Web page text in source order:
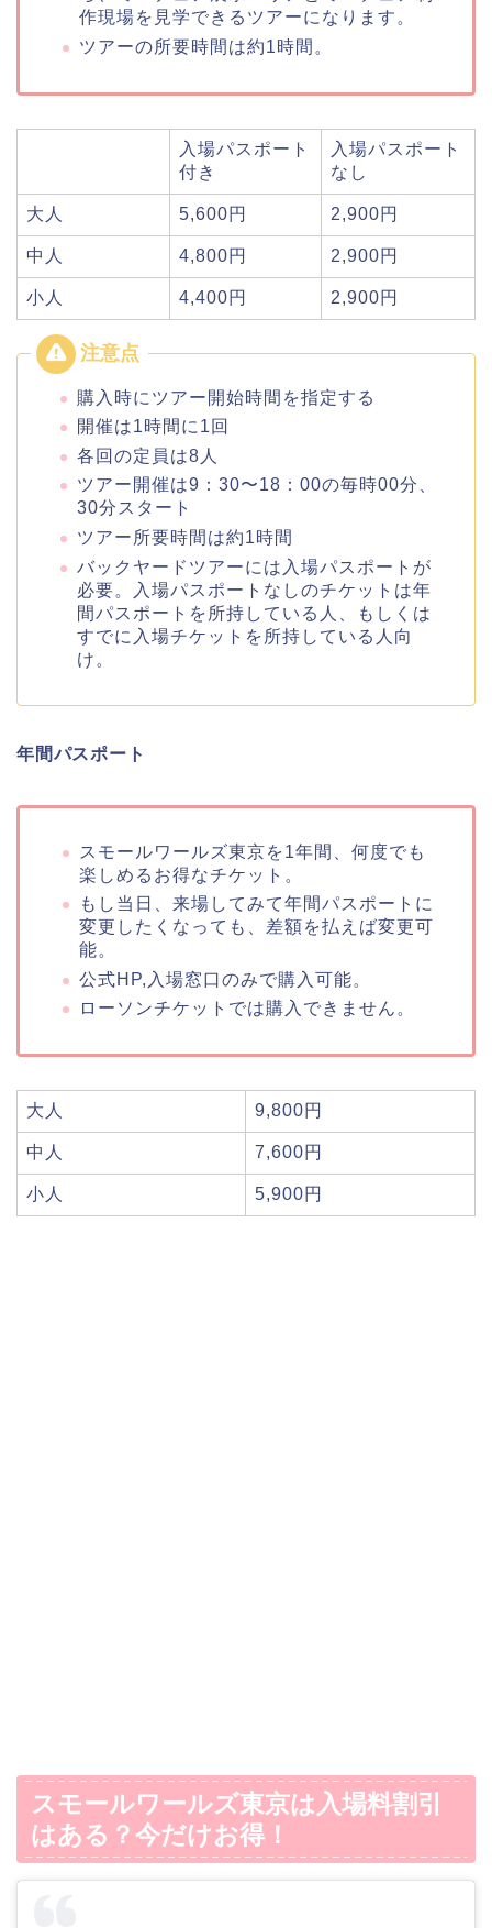
作現場を見学できるツアーになります。
ツアーの所要時間は約1時間。
入場パスポート
付き
入場パスポート
なし
大人 5,600円 2,900円
中人 4,800円 2,900円
小人 4,400円 2,900円
購入時にツアー開始時間を指定する
開催は1時間に1回
各回の定員は8人
ツアー開催は9：30〜18：00の毎時00分、
30分スタート
ツアー所要時間は約1時間
バックヤードツアーには入場パスポートが
必要。入場パスポートなしのチケットは年
間パスポートを所持している人、もしくは
すでに入場チケットを所持している人向
け。
年間パスポート
スモールワールズ東京を1年間、何度でも
楽しめるお得なチケット。
もし当日、来場してみて年間パスポートに
変更したくなっても、差額を払えば変更可
能。
公式HP,入場窓口のみで購入可能。
ローソンチケットでは購入できません。
大人 9,800円
中人 7,600円
小人 5,900円
スモールワールズ東京は入場料割引
はある？今だけお得！